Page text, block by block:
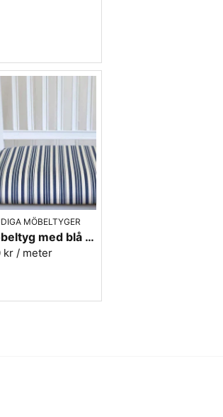
MÖBELTYGER
Möbeltyg med blå ränder i eko-bomull - Fredrika nr.50
kr / meter